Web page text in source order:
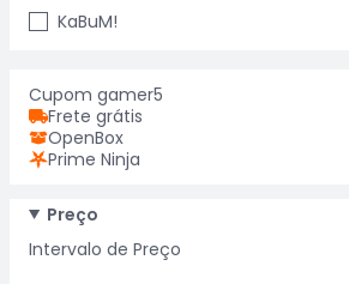
KaBuM!
Cupom gamer5
Frete grátis
OpenBox
Prime Ninja
Preço
Intervalo de Preço